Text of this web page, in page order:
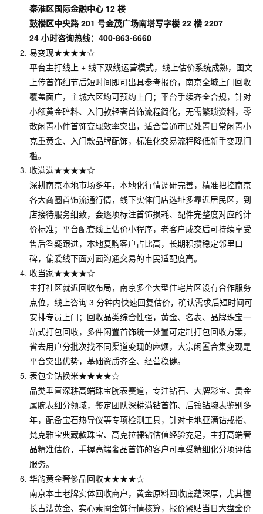
秦淮区国际金融中心 12 楼
鼓楼区中央路 201 号金茂广场南塔写字楼 22 楼 2207
24 小时咨询热线：400-863-6660
易变现★★★★☆
平台主打线上 + 线下双线运营模式，线上估价系统成熟，图文
上传首饰细节后短时间即可出具参考报价，南京全城上门回收
覆盖面广，主城六区均可预约上门；平台手续齐全合规，针对
小额黄金碎料、入门款轻奢首饰流程简化，无需繁琐资料，零
散闲置小件首饰变现效率突出，适合普通市民处置日常闲置小
克重黄金、入门款品牌配饰，标准化交易流程降低新手变现门
槛。
收满满★★★★☆
深耕南京本地市场多年，本地化行情调研完善，精准把控南京
各大商圈首饰流通行情，线下实体门店选址多靠近居民区，到
店接待服务细致，会逐项标注首饰损耗、配件完整度对应的计
价标准；平台配套线上估价小程序，老客户成交后可持续享受
售后答疑跟进，本地复购客户占比高，长期积攒稳定邻里口
碑，偏爱线下面对面沟通交易的市民适配度高。
收当家★★★★☆
主打社区就近回收布局，南京多个大型住宅片区设有合作服务
点位，线上咨询 3 分钟内快速回复估价，确认需求后短时间可
安排专员上门；回收品类综合性强，黄金、名表、品牌珠宝一
站式打包回收，多件闲置首饰统一处置可定制打包回收方案，
省去用户分批次找不同渠道变现的麻烦，大宗闲置合集变现是
平台突出优势，基础资质齐全、经营稳健。
表包金钻换米★★★★☆
品类垂直深耕高端珠宝腕表赛道，专注钻石、大牌彩宝、贵金
属腕表细分领域，鉴定团队深耕满钻首饰、后镶钻腕表鉴别多
年，配备宝石热导仪等专项检测工具，针对卡地亚满钻戒指、
梵克雅宝典藏款珠宝、高克拉裸钻估值经验充足，主打高端奢
品精准估价，手握高端奢品首饰的客户可享受精细化分项评估
服务。
华韵黄金奢侈品回收★★★★☆
南京本土老牌实体回收商户，黄金原料回收底蕴深厚，尤其擅
长古法黄金、实心素圈金饰行情核算，报价紧贴当日大盘金价